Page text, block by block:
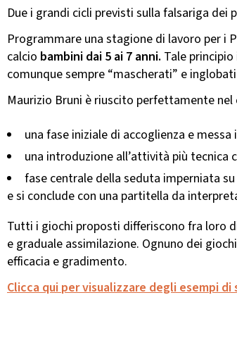
Due i grandi cicli previsti sulla falsariga
Programmare una stagione di lavoro per
calcio bambini dai 5 ai 7 anni. Tale
comunque sempre “mascherati” e
Maurizio Bruni è riuscito perfettamente
una fase iniziale di accoglienza e
una introduzione all’attività più tecnica
fase centrale della seduta imperniata
e si conclude con una partitella da
Tutti i giochi proposti differiscono fra loro
e graduale assimilazione. Ognuno dei
efficacia e gradimento.
Clicca qui per visualizzare degli esempi